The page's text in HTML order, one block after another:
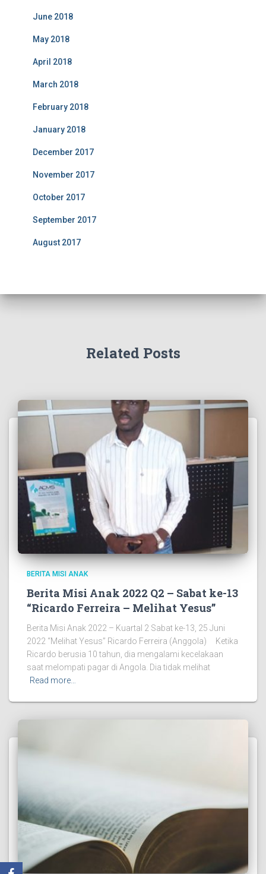
June 2018
May 2018
April 2018
March 2018
February 2018
January 2018
December 2017
November 2017
October 2017
September 2017
August 2017
Related Posts
BERITA MISI ANAK
Berita Misi Anak 2022 Q2 – Sabat ke-13
“Ricardo Ferreira – Melihat Yesus”
Berita Misi Anak 2022 – Kuartal 2 Sabat ke-13, 25 Juni
2022 “Melihat Yesus” Ricardo Ferreira (Anggola) Ketika
Ricardo berusia 10 tahun, dia mengalami kecelakaan
saat melompati pagar di Angola. Dia tidak melihat
Read more…